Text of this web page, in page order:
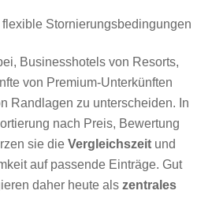
Stornierungsbedingungen
Businesshotels von Resorts,
von Premium-Unterkünften
Randlagen zu unterscheiden. In
nach Preis, Bewertung
sie dieVergleichszeit und
auf passende Einträge. Gut
daher heute alszentrales